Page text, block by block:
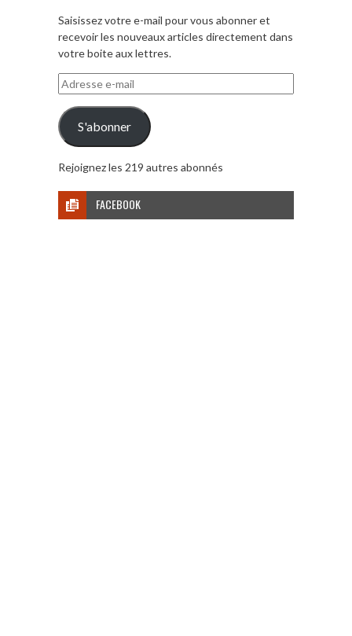
Saisissez votre e-mail pour vous abonner et
recevoir les nouveaux articles directement dans
votre boite aux lettres.
Adresse
e-
mail
S'abonner
Rejoignez les 219 autres abonnés
FACEBOOK